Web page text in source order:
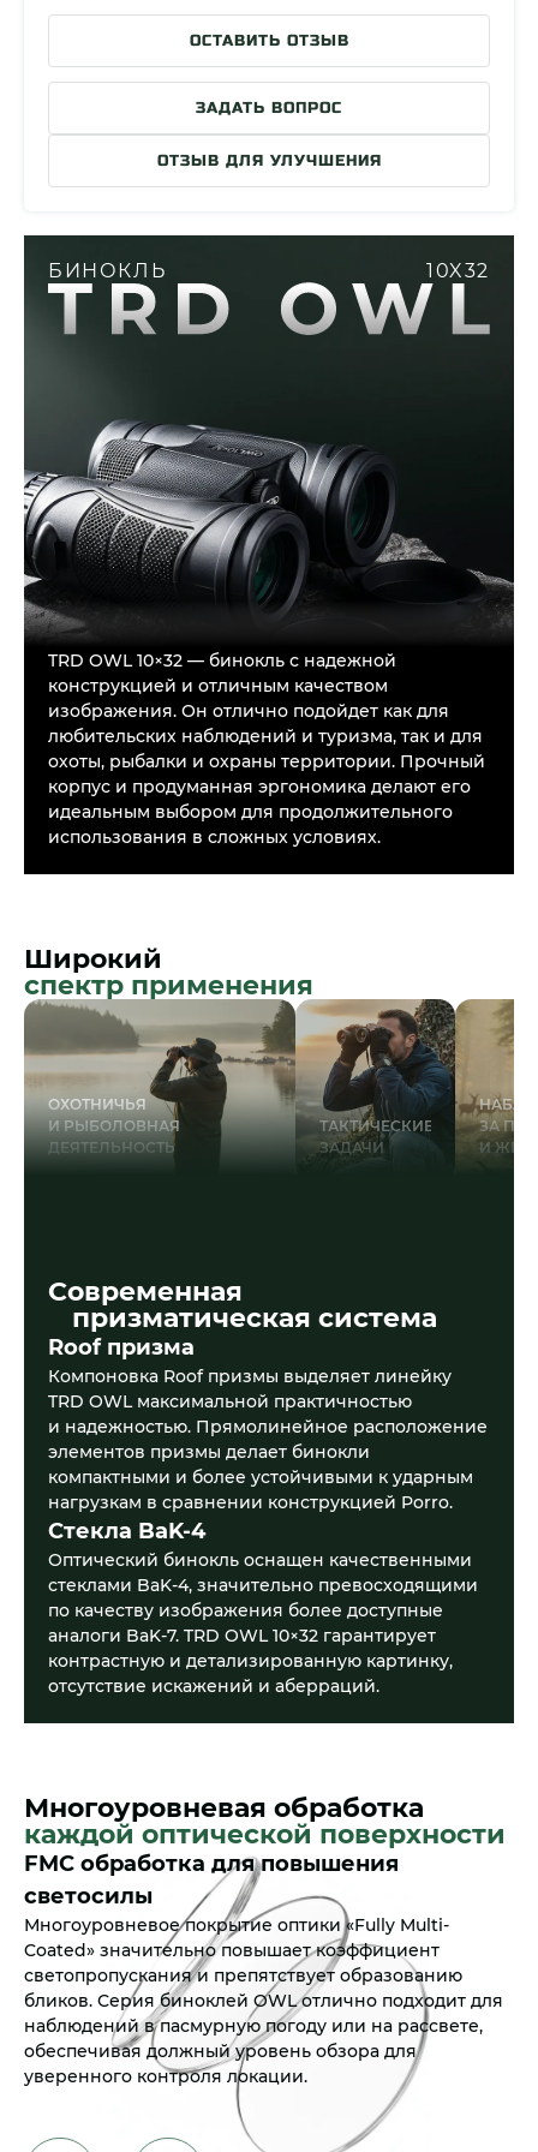
Покрытие корпуса
Обрезиненный
Система окуляров
3E2G
Страна сборки
Китай
Гарантия производителя
2 Года
ОСТАВИТЬ ОТЗЫВ
ЗАДАТЬ ВОПРОС
ОТЗЫВ ДЛЯ УЛУЧШЕНИЯ
БИНОКЛЬ 10X32
TRD OWL 10×32 — бинокль с надежной
конструкцией и отличным качеством
изображения. Он отлично подойдет как для
любительских наблюдений и туризма, так и для
охоты, рыбалки и охраны территории. Прочный
корпус и продуманная эргономика делают его
идеальным выбором для продолжительного
использования в сложных условиях.
Широкий
спектр применения
ОХОТНИЧЬЯ
И РЫБОЛОВНАЯ
ДЕЯТЕЛЬНОСТЬ
ТАКТИЧЕСКИЕ
ЗАДАЧИ
ЗА
И
Современная
призматическая система
Roof призма
Компоновка Roof призмы выделяет линейку
TRD OWL максимальной практичностью
и надежностью. Прямолинейное расположение
элементов призмы делает бинокли
компактными и более устойчивыми к ударным
нагрузкам в сравнении конструкцией Porro.
Стекла BaK-4
Оптический бинокль оснащен качественными
стеклами BaK-4, значительно превосходящими
по качеству изображения более доступные
аналоги BaK-7. TRD OWL 10×32 гарантирует
контрастную и детализированную картинку,
отсутствие искажений и аберраций.
Многоуровневая обработка
каждой оптической поверхности
FMC обработка для повышения
светосилы
Многоуровневое покрытие оптики «Fully Multi-
Coated» значительно повышает коэффициент
светопропускания и препятствует образованию
бликов. Серия биноклей OWL отлично подходит для
наблюдений в пасмурную погоду или на рассвете,
обеспечивая должный уровень обзора для
уверенного контроля локации.
Читать далее